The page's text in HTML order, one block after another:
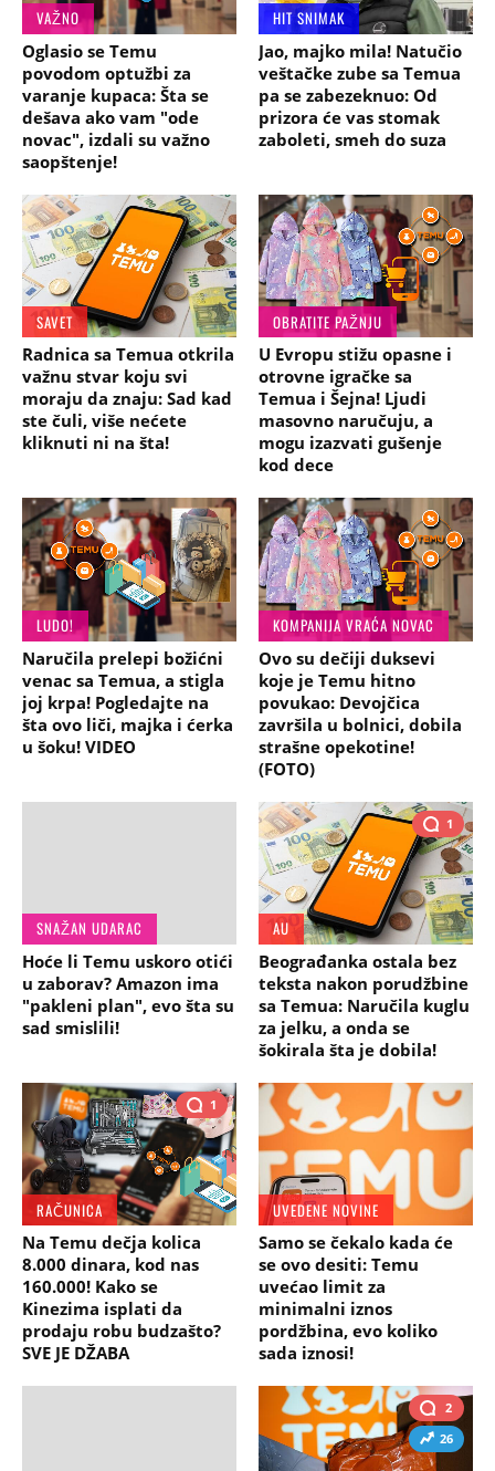
VAŽNO
Oglasio se Temu
povodom optužbi za
varanje kupaca: Šta se
dešava ako vam "ode
novac", izdali su važno
saopštenje!
HIT SNIMAK
Jao, majko mila! Natučio
veštačke zube sa Temua
pa se zabezeknuo: Od
prizora će vas stomak
zaboleti, smeh do suza
SAVET
Radnica sa Temua otkrila
važnu stvar koju svi
moraju da znaju: Sad kad
ste čuli, više nećete
kliknuti ni na šta!
OBRATITE PAŽNJU
U Evropu stižu opasne i
otrovne igračke sa
Temua i Šejna! Ljudi
masovno naručuju, a
mogu izazvati gušenje
kod dece
LUDO!
Naručila prelepi božićni
venac sa Temua, a stigla
joj krpa! Pogledajte na
šta ovo liči, majka i ćerka
u šoku! VIDEO
KOMPANIJA VRAĆA NOVAC
Ovo su dečiji duksevi
koje je Temu hitno
povukao: Devojčica
završila u bolnici, dobila
strašne opekotine!
(FOTO)
SNAŽAN UDARAC
Hoće li Temu uskoro otići
u zaborav? Amazon ima
"pakleni plan", evo šta su
sad smislili!
1
AU
Beograđanka ostala bez
teksta nakon porudžbine
sa Temua: Naručila kuglu
za jelku, a onda se
šokirala šta je dobila!
1
RAČUNICA
Na Temu dečja kolica
8.000 dinara, kod nas
160.000! Kako se
Kinezima isplati da
prodaju robu budzašto?
SVE JE DŽABA
UVEDENE NOVINE
Samo se čekalo kada će
se ovo desiti: Temu
uvećao limit za
minimalni iznos
pordžbina, evo koliko
sada iznosi!
2
26